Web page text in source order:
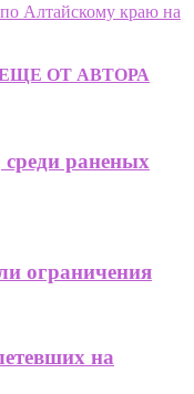
Алтайскому краю на
ОТ АВТОРА
раненых
ограничения
на